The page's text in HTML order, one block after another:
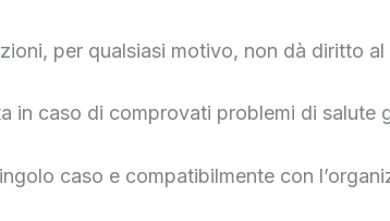
per qualsiasi motivo, non dà diritto
in caso di comprovati problemi di salute
caso e compatibilmente con